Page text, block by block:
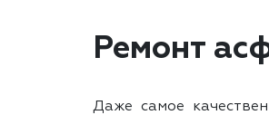
Ремонт
Даже самое